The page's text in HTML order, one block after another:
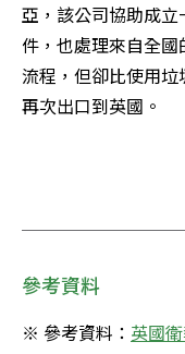
亞，該公司協助成
件，也處理來自全
流程，但卻比使用
再次出口到英國。
參考資料
※ 參考資料： 英國